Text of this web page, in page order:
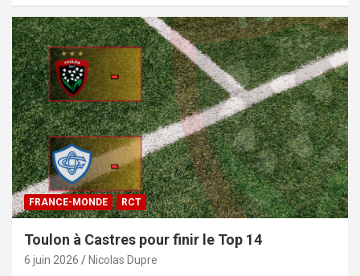
FRANCE-MONDE RCT
Toulon à Castres pour finir le Top 14
6 juin 2026 Nicolas Dupre